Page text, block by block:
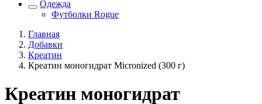
Одежда
Футболки Rogue
Главная
Добавки
Креатин
Креатин моногидрат Micronized (300 г)
Креатин моногидрат